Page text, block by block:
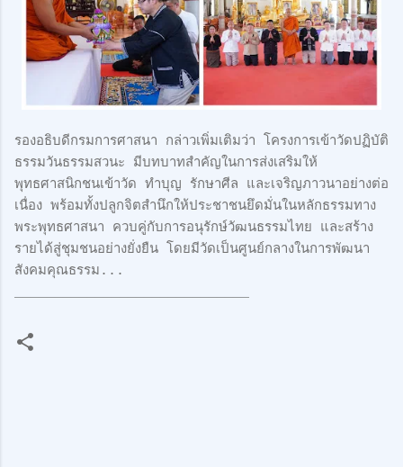
รองอธิบดีกรมการศาสนา กล่าวเพิ่มเติมว่า โครงการเข้าวัดปฏิบัติ
ธรรมวันธรรมสวนะ มีบทบาทสำคัญในการส่งเสริมให้
พุทธศาสนิกชนเข้าวัด ทำบุญ รักษาศีล และเจริญภาวนาอย่างต่อ
เนื่อง พร้อมทั้งปลูกจิตสำนึกให้ประชาชนยึดมั่นในหลักธรรมทาง
พระพุทธศาสนา ควบคู่กับการอนุรักษ์วัฒนธรรมไทย และสร้าง
รายได้สู่ชุมชนอย่างยั่งยืน โดยมีวัดเป็นศูนย์กลางในการพัฒนา
สังคมคุณธรรม...